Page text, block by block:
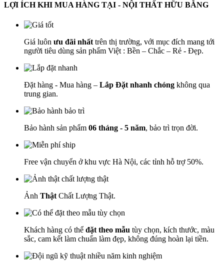
LỢI ÍCH KHI MUA HÀNG TẠI - NỘI THẤT HỮU BẰNG
Giá luôn ưu đãi nhất trên thị trường, với mục đích mang tới
người tiêu dùng sản phẩm Việt : Bền – Chắc – Rẻ - Đẹp.
Đặt hàng - Mua hàng – Lắp Đặt nhanh chóng không qua
trung gian.
Bảo hành sản phẩm 06 tháng - 5 năm, bảo trì trọn đời.
Free vận chuyển ở khu vực Hà Nội, các tỉnh hỗ trợ 50%.
Ảnh Thật Chất Lượng Thật.
Khách hàng có thể đặt theo mẫu tùy chọn, kích thước, màu
sắc, cam kết làm chuẩn làm đẹp, không đúng hoàn lại tiền.